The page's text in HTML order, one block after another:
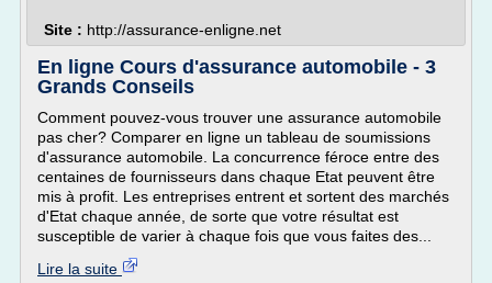
Site : http://assurance-enligne.net
En ligne Cours d'assurance automobile - 3
Grands Conseils
Comment pouvez-vous trouver une assurance automobile
pas cher? Comparer en ligne un tableau de soumissions
d'assurance automobile. La concurrence féroce entre des
centaines de fournisseurs dans chaque Etat peuvent être
mis à profit. Les entreprises entrent et sortent des marchés
d'Etat chaque année, de sorte que votre résultat est
susceptible de varier à chaque fois que vous faites des...
Lire la suite